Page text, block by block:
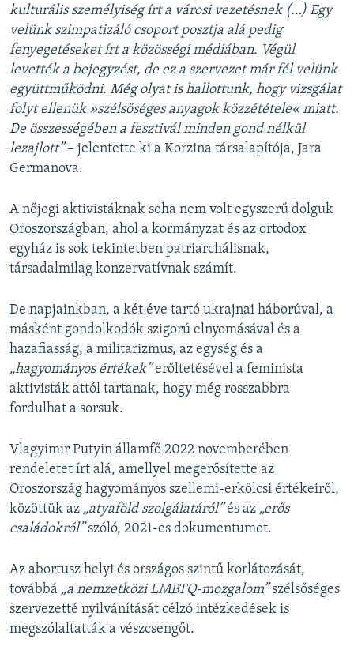
kulturális személyiség írt a városi vezetésnek (…) Egy
velünk szimpatizáló csoport posztja alá pedig
fenyegetéseket írt a közösségi médiában. Végül
levették a bejegyzést, de ez a szervezet már fél velünk
együttműködni. Még olyat is hallottunk, hogy vizsgálat
folyt ellenük »szélsőséges anyagok közzététele« miatt.
De összességében a fesztivál minden gond nélkül
lezajlott”– jelentette ki a Korzina társalapítója, Jara
Germanova.
A nőjogi aktivistáknak soha nem volt egyszerű dolguk
Oroszországban, ahol a kormányzat és az ortodox
egyház is sok tekintetben patriarchálisnak,
társadalmilag konzervatívnak számít.
De napjainkban, a két éve tartó ukrajnai háborúval, a
másként gondolkodók szigorú elnyomásával és a
hazafiasság, a militarizmus, az egység és a
„hagyományos értékek”erőltetésével a feminista
aktivisták attól tartanak, hogy még rosszabbra
fordulhat a sorsuk.
Vlagyimir Putyin államfő 2022 novemberében
rendeletet írt alá, amellyel megerősítette az
Oroszország hagyományos szellemi-erkölcsi értékeiről,
közöttük az „atyaföld szolgálatáról”és az „erős
családokról”szóló, 2021-es dokumentumot.
Az abortusz helyi és országos szintű korlátozását,
továbbá „a nemzetközi LMBTQ-mozgalom” szélsőséges
szervezetté nyilvánítását célzó intézkedések is
megszólaltatták a vészcsengőt.